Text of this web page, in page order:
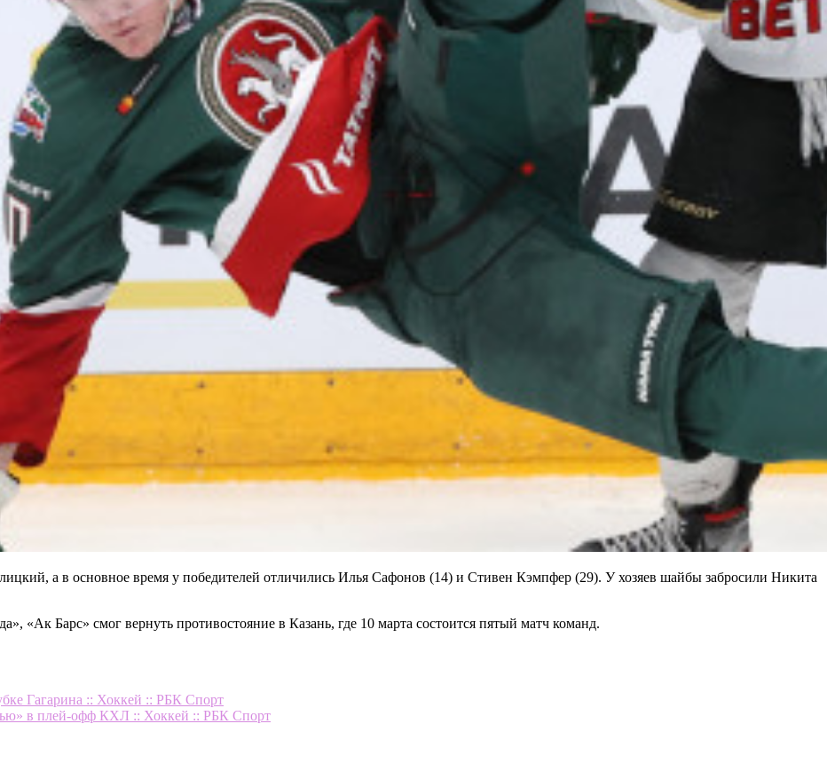
а в основное время у победителей отличились Илья Сафонов (14) и Стивен Кэмпфер (29). У хозяев шайбы забросили Никита
«Ак Барс» смог вернуть противостояние в Казань, где 10 марта состоится пятый матч команд.
Гагарина :: Хоккей :: РБК Спорт
в плей-офф КХЛ :: Хоккей :: РБК Спорт